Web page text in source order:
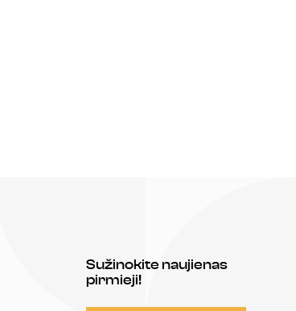
Sužinokite naujienas
pirmieji!